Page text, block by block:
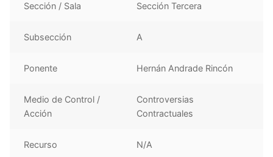
Sección / Sala Sección Tercera
Subsección A
Ponente Hernán Andrade Rincón
Medio de Control /
Acción
Controversias
Contractuales
Recurso N/A